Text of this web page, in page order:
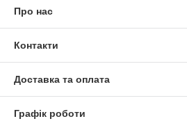
Про нас
Контакти
Доставка та оплата
Графік роботи